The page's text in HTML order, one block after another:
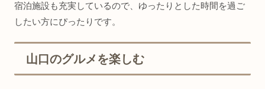
宿泊施設も充実しているので、ゆったりとした時間を過ご
したい方にぴったりです。
山口のグルメを楽しむ